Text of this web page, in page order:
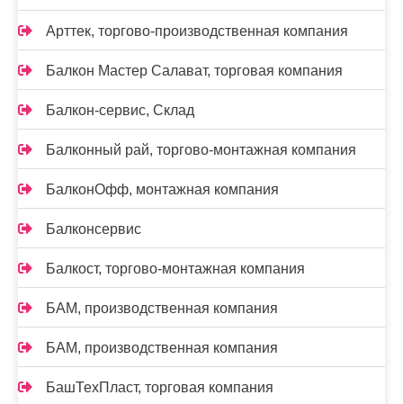
Арттек, торгово-производственная компания
Балкон Мастер Салават, торговая компания
Балкон-сервис, Склад
Балконный рай, торгово-монтажная компания
БалконОфф, монтажная компания
Балконсервис
Балкост, торгово-монтажная компания
БАМ, производственная компания
БАМ, производственная компания
БашТехПласт, торговая компания